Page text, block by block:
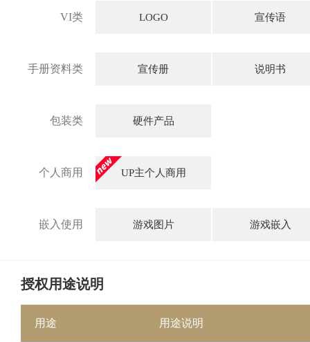
VI类 LOGO 宣传语
手册资料类 宣传册 说明书
包装类 硬件产品
个人商用 UP主个人商用
嵌入使用 游戏图片 游戏嵌入
授权用途说明
用途 用途说明